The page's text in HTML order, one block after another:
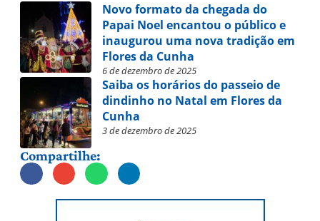
Novo formato da chegada do
Papai Noel encantou o público e
inaugurou uma nova tradição em
Flores da Cunha
6 de dezembro de 2025
Saiba os horários do passeio de
dindinho no Natal em Flores da
Cunha
3 de dezembro de 2025
Compartilhe: